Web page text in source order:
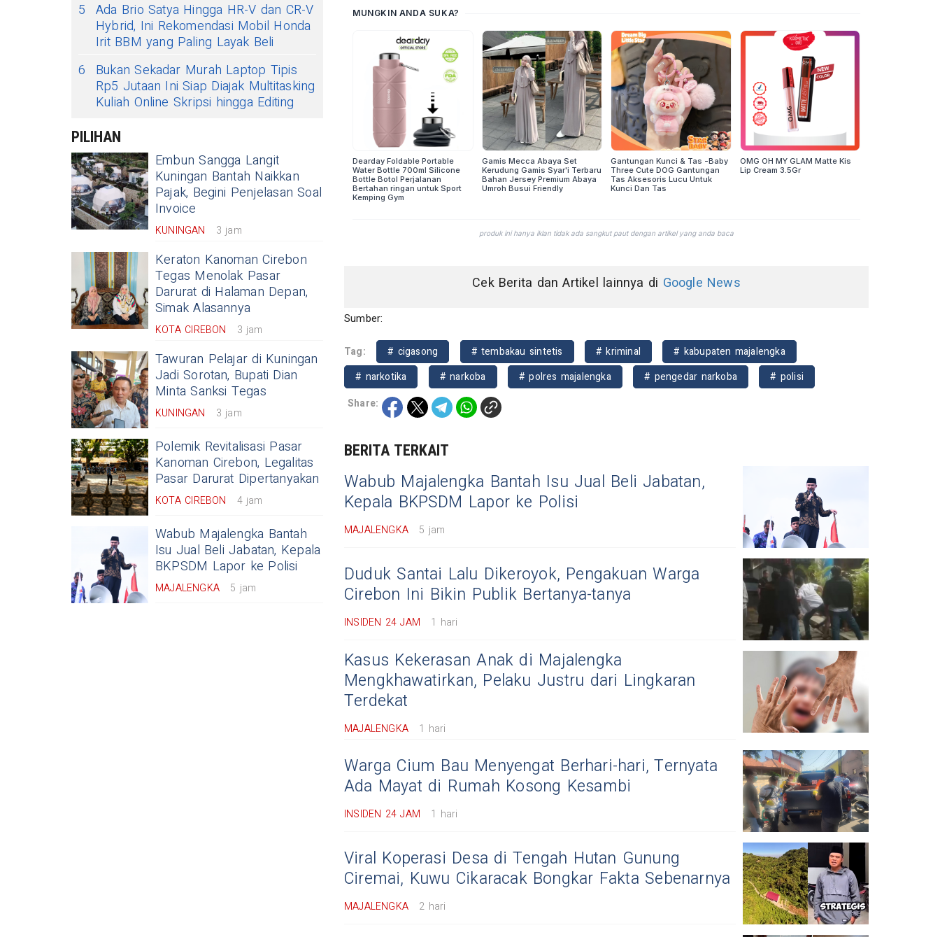
5 Ada Brio Satya Hingga HR-V dan CR-V
Hybrid, Ini Rekomendasi Mobil Honda
Irit BBM yang Paling Layak Beli
6
Bukan Sekadar Murah Laptop Tipis
Rp5 Jutaan Ini Siap Diajak Multitasking
Kuliah Online Skripsi hingga Editing
PILIHAN
Embun Sangga Langit
Kuningan Bantah Naikkan
Pajak, Begini Penjelasan Soal
Invoice
KUNINGAN 3 jam
Keraton Kanoman Cirebon
Tegas Menolak Pasar
Darurat di Halaman Depan,
Simak Alasannya
KOTA CIREBON 3 jam
Tawuran Pelajar di Kuningan
Jadi Sorotan, Bupati Dian
Minta Sanksi Tegas
KUNINGAN 3 jam
Polemik Revitalisasi Pasar
Kanoman Cirebon, Legalitas
Pasar Darurat Dipertanyakan
KOTA CIREBON 4 jam
Wabub Majalengka Bantah
Isu Jual Beli Jabatan, Kepala
BKPSDM Lapor ke Polisi
MAJALENGKA 5 jam
Cek Berita dan Artikel lainnya di Google News
Sumber:
Tag: # cigasong # tembakau sintetis # kriminal
# kabupaten majalengka
# narkotika
# narkoba # polres majalengka # pengedar narkoba
# polisi
Share:
BERITA TERKAIT
Wabub Majalengka Bantah Isu Jual Beli Jabatan,
Kepala BKPSDM Lapor ke Polisi
MAJALENGKA 5 jam
Duduk Santai Lalu Dikeroyok, Pengakuan Warga
Cirebon Ini Bikin Publik Bertanya-tanya
INSIDEN 24 JAM 1 hari
Kasus Kekerasan Anak di Majalengka
Mengkhawatirkan, Pelaku Justru dari Lingkaran
Terdekat
MAJALENGKA 1 hari
Warga Cium Bau Menyengat Berhari-hari, Ternyata
Ada Mayat di Rumah Kosong Kesambi
INSIDEN 24 JAM 1 hari
Viral Koperasi Desa di Tengah Hutan Gunung
Ciremai, Kuwu Cikaracak Bongkar Fakta Sebenarnya
MAJALENGKA 2 hari